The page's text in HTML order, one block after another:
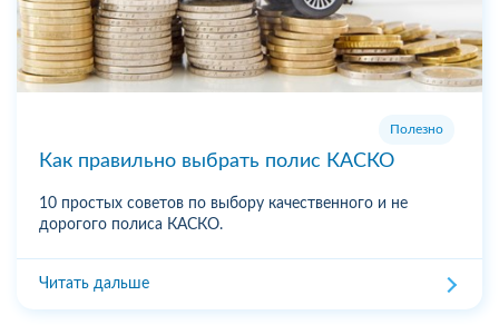
Полезно
Как правильно выбрать полис КАСКО
10 простых советов по выбору качественного и не
дорогого полиса КАСКО.
Читать дальше